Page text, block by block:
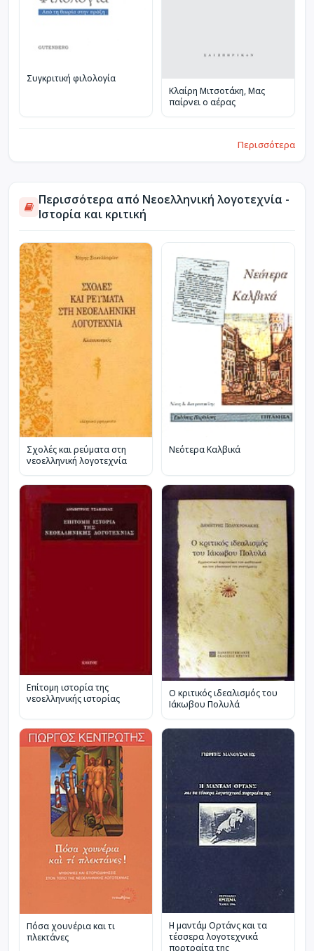
Συγκριτική φιλολογία
Κλαίρη Μιτσοτάκη, Μας
παίρνει ο αέρας
Περισσότερα
Περισσότερα από Νεοελληνική λογοτεχνία -
Ιστορία και κριτική
Σχολές και ρεύματα στη
νεοελληνική λογοτεχνία
Νεότερα Καλβικά
Επίτομη ιστορία της
νεοελληνικής ιστορίας
Ο κριτικός ιδεαλισμός του
Ιάκωβου Πολυλά
Πόσα χουνέρια και τι
πλεκτάνες
Η μαντάμ Ορτάνς και τα
τέσσερα λογοτεχνικά
πορτραίτα της